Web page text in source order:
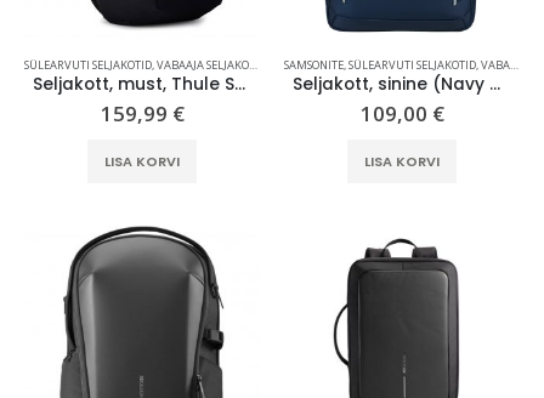
SÜLEARVUTI SELJAKOTID,VABAAJA SELJAKOTID
Seljakott, must, Thule Subterra 2, 15,6”, 27L
159,99 €
LISA KORVI
SAMSONITE,SÜLEARVUTI SELJAKOTID,VABAAJA SELJAKOTID
Seljakott, sinine (Navy Blue), Samsonite Gotwist Underseat Backpack M 17,3″, 34L
109,00 €
LISA KORVI
Kaasaskantav kõlar JBL Clip 5, IP67, valge
69,99€